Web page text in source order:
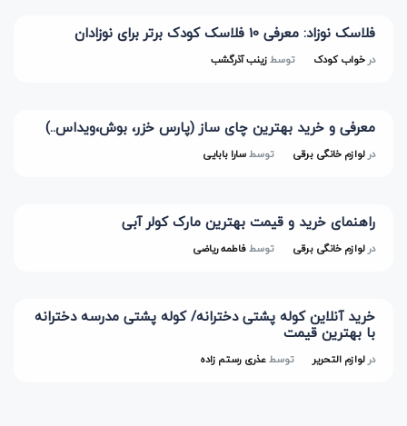
فلاسک نوزاد: معرفی 10 فلاسک کودک برتر برای نوزادان
در خواب کودک توسطزینب آذرگشب
معرفی و خرید بهترین چای ساز (پارس خزر، بوش،ویداس..)
در لوازم خانگی برقی توسطسارا بابایی
راهنمای خرید و قیمت بهترین مارک کولر آبی
در لوازم خانگی برقی توسطفاطمه ریاضی
خرید آنلاین کوله پشتی دخترانه/ کوله پشتی مدرسه دخترانه
با بهترین قیمت
در لوازم التحریر توسطعذری رستم زاده